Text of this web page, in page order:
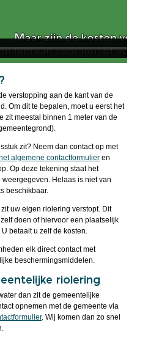
verstopping aan de kant van de
Om dit te bepalen, moet u eerst het
zit meestal binnen 1 meter van de
zit? Neem dan contact op met
algemene contactformulier en
Op deze tekening staat het
Helaas is niet van
beschikbaar.
uw eigen riolering verstopt. Dit
doen of hiervoor een plaatselijk
betaalt u zelf de kosten.
elk direct contact met
beschermingsmiddelen.
riolering
dan zit de gemeentelijke
opnemen met de gemeente via
. Wij komen dan zo snel